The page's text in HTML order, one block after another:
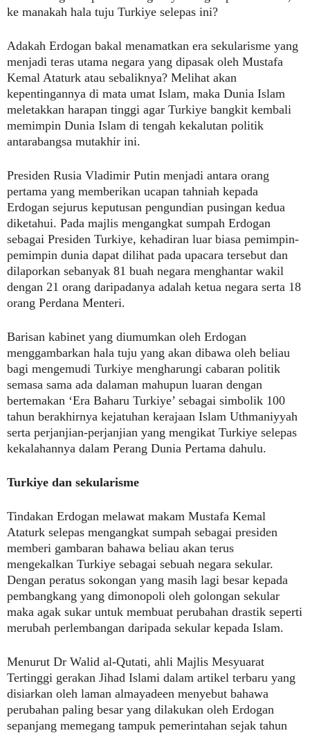
ke manakah hala tuju Turkiye selepas ini?
Adakah Erdogan bakal menamatkan era sekularisme yang
menjadi teras utama negara yang dipasak oleh Mustafa
Kemal Ataturk atau sebaliknya? Melihat akan
kepentingannya di mata umat Islam, maka Dunia Islam
meletakkan harapan tinggi agar Turkiye bangkit kembali
memimpin Dunia Islam di tengah kekalutan politik
antarabangsa mutakhir ini.
Presiden Rusia Vladimir Putin menjadi antara orang
pertama yang memberikan ucapan tahniah kepada
Erdogan sejurus keputusan pengundian pusingan kedua
diketahui. Pada majlis mengangkat sumpah Erdogan
sebagai Presiden Turkiye, kehadiran luar biasa pemimpin-
pemimpin dunia dapat dilihat pada upacara tersebut dan
dilaporkan sebanyak 81 buah negara menghantar wakil
dengan 21 orang daripadanya adalah ketua negara serta 18
orang Perdana Menteri.
Barisan kabinet yang diumumkan oleh Erdogan
menggambarkan hala tuju yang akan dibawa oleh beliau
bagi mengemudi Turkiye mengharungi cabaran politik
semasa sama ada dalaman mahupun luaran dengan
bertemakan ‘Era Baharu Turkiye’ sebagai simbolik 100
tahun berakhirnya kejatuhan kerajaan Islam Uthmaniyyah
serta perjanjian-perjanjian yang mengikat Turkiye selepas
kekalahannya dalam Perang Dunia Pertama dahulu.
Turkiye dan sekularisme
Tindakan Erdogan melawat makam Mustafa Kemal
Ataturk selepas mengangkat sumpah sebagai presiden
memberi gambaran bahawa beliau akan terus
mengekalkan Turkiye sebagai sebuah negara sekular.
Dengan peratus sokongan yang masih lagi besar kepada
pembangkang yang dimonopoli oleh golongan sekular
maka agak sukar untuk membuat perubahan drastik seperti
merubah perlembangan daripada sekular kepada Islam.
Menurut Dr Walid al-Qutati, ahli Majlis Mesyuarat
Tertinggi gerakan Jihad Islami dalam artikel terbaru yang
disiarkan oleh laman almayadeen menyebut bahawa
perubahan paling besar yang dilakukan oleh Erdogan
sepanjang memegang tampuk pemerintahan sejak tahun